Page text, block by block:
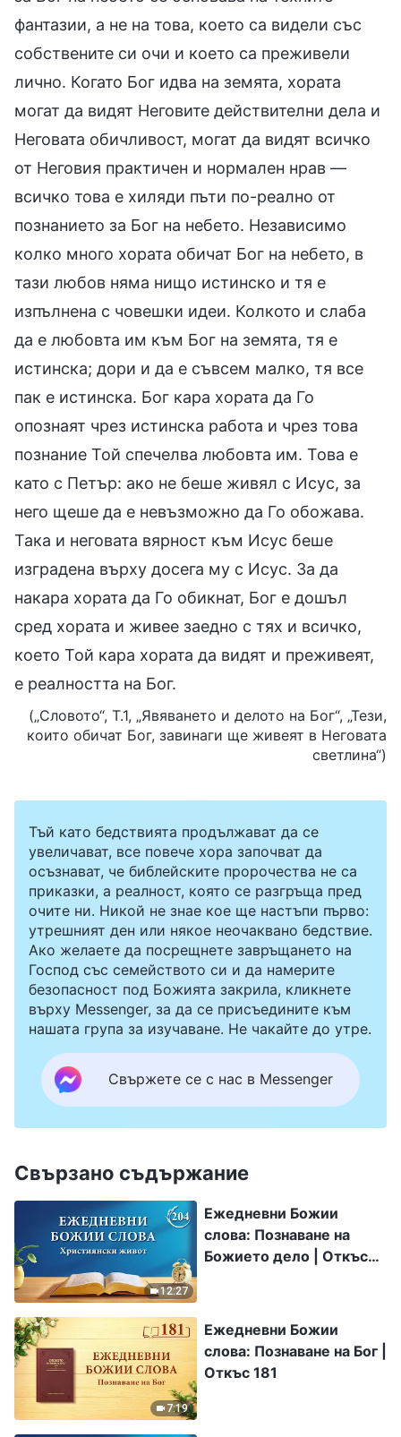
фантазии, а не на това, което са видели със
собствените си очи и което са преживели
лично. Когато Бог идва на земята, хората
могат да видят Неговите действителни дела и
Неговата обичливост, могат да видят всичко
от Неговия практичен и нормален нрав —
всичко това е хиляди пъти по-реално от
познанието за Бог на небето. Независимо
колко много хората обичат Бог на небето, в
тази любов няма нищо истинско и тя е
изпълнена с човешки идеи. Колкото и слаба
да е любовта им към Бог на земята, тя е
истинска; дори и да е съвсем малко, тя все
пак е истинска. Бог кара хората да Го
опознаят чрез истинска работа и чрез това
познание Той спечелва любовта им. Това е
като с Петър: ако не беше живял с Исус, за
него щеше да е невъзможно да Го обожава.
Така и неговата вярност към Исус беше
изградена върху досега му с Исус. За да
накара хората да Го обикнат, Бог е дошъл
сред хората и живее заедно с тях и всичко,
което Той кара хората да видят и преживеят,
е реалността на Бог.
(„Словото“, Т.1, „Явяването и делото на Бог“, „Тези,
които обичат Бог, завинаги ще живеят в Неговата
светлина“)
Тъй като бедствията продължават да се
увеличават, все повече хора започват да
осъзнават, че библейските пророчества не са
приказки, а реалност, която се разгръща пред
очите ни. Никой не знае кое ще настъпи първо:
утрешният ден или някое неочаквано бедствие.
Ако желаете да посрещнете завръщането на
Господ със семейството си и да намерите
безопасност под Божията закрила, кликнете
върху Messenger, за да се присъедините към
нашата група за изучаване. Не чакайте до утре.
Свържете се с нас в Messenger
Свързано съдържание
12:27
Ежедневни Божии
слова: Познаване на
Божието дело | Откъс
7:19
Ежедневни Божии
слова: Познаване на Бог |
Откъс 181